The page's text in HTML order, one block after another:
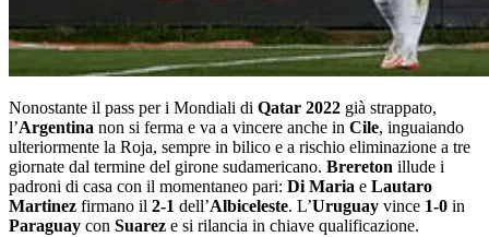
Nonostante il pass per i Mondiali di Qatar 2022 già strappato,
l’Argentina non si ferma e va a vincere anche in Cile, inguaiando
ulteriormente la Roja, sempre in bilico e a rischio eliminazione a tre
giornate dal termine del girone sudamericano. Brereton illude i
padroni di casa con il momentaneo pari: Di Maria e Lautaro
Martinez firmano il 2-1 dell’Albiceleste. L’Uruguay vince 1-0 in
Paraguay con Suarez e si rilancia in chiave qualificazione.